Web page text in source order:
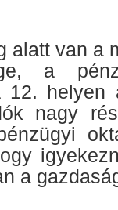
alatt van a
a
helyen
nagy
a